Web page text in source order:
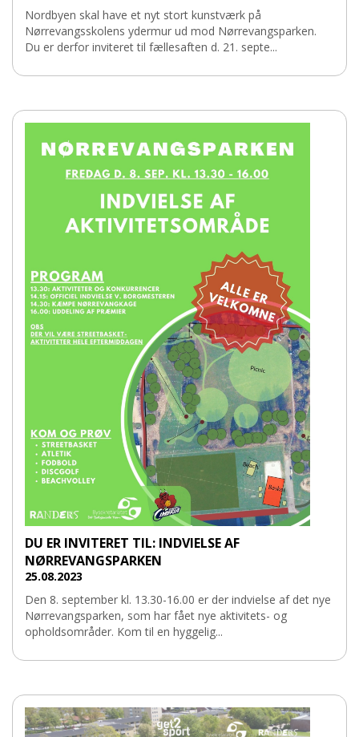
Nordbyen skal have et nyt stort kunstværk på
Nørrevangsskolens ydermur ud mod Nørrevangsparken.
Du er derfor inviteret til fællesaften d. 21. septe...
DU ER INVITERET TIL: INDVIELSE AF
NØRREVANGSPARKEN
25.08.2023
Den 8. september kl. 13.30-16.00 er der indvielse af det nye
Nørrevangsparken, som har fået nye aktivitets- og
opholdsområder. Kom til en hyggelig...